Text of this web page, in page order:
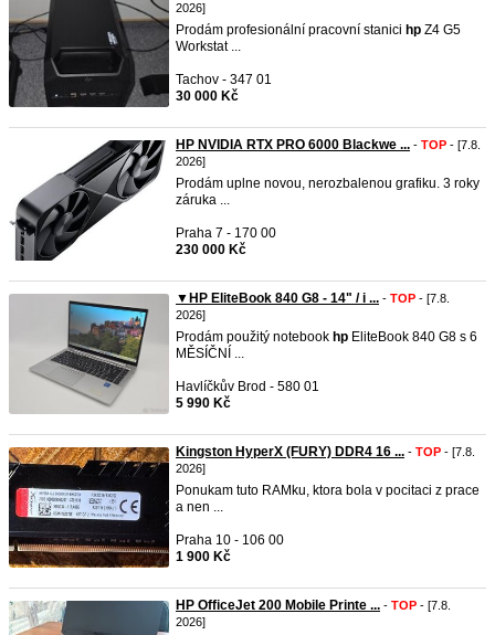
2026]
Prodám profesionální pracovní stanici hp Z4 G5
Workstat ...
Tachov - 347 01
30 000 Kč
HP NVIDIA RTX PRO 6000 Blackwe ... - TOP - [7.8.
2026]
Prodám uplne novou, nerozbalenou grafiku. 3 roky
záruka ...
Praha 7 - 170 00
230 000 Kč
▼HP EliteBook 840 G8 - 14" / i ... - TOP - [7.8.
2026]
Prodám použitý notebook hp EliteBook 840 G8 s 6
MĚSÍČNÍ ...
Havlíčkův Brod - 580 01
5 990 Kč
Kingston HyperX (FURY) DDR4 16 ... - TOP - [7.8.
2026]
Ponukam tuto RAMku, ktora bola v pocitaci z prace
a nen ...
Praha 10 - 106 00
1 900 Kč
HP OfficeJet 200 Mobile Printe ... - TOP - [7.8.
2026]